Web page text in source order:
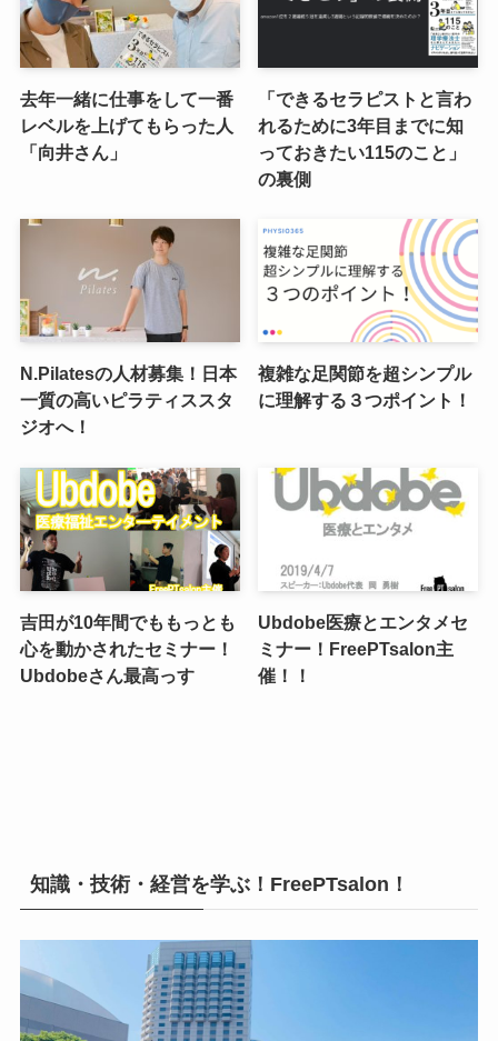
去年一緒に仕事をして一番
レベルを上げてもらった人
「向井さん」
「できるセラピストと言わ
れるために3年目までに知
っておきたい115のこと」
の裏側
N.Pilatesの人材募集！日本
一質の高いピラティススタ
ジオへ！
複雑な足関節を超シンプル
に理解する３つポイント！
吉田が10年間でももっとも
心を動かされたセミナー！
Ubdobeさん最高っす
Ubdobe医療とエンタメセ
ミナー！FreePTsalon主
催！！
知識・技術・経営を学ぶ！FreePTsalon！